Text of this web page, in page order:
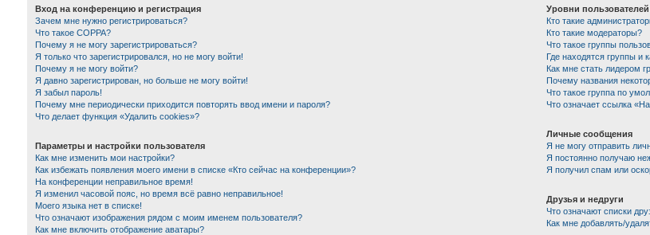
Вход на конференцию и регистрация
Зачем мне нужно регистрироваться?
Что такое COPPA?
Почему я не могу зарегистрироваться?
Я только что зарегистрировался, но не могу войти!
Почему я не могу войти?
Я давно зарегистрирован, но больше не могу войти!
Я забыл пароль!
Почему мне периодически приходится повторять ввод имени и пароля?
Что делает функция «Удалить cookies»?
Параметры и настройки пользователя
Как мне изменить мои настройки?
Как избежать появления моего имени в списке «Кто сейчас на конференции»?
На конференции неправильное время!
Я изменил часовой пояс, но время всё равно неправильное!
Моего языка нет в списке!
Что означают изображения рядом с моим именем пользователя?
Как мне включить отображение аватары?
Уровни
Кто такие
Кто такие модераторы?
Что такое группы
Где находятся группы и
Как мне стать лидером
Почему названия
Что такое группа по
Что означает ссылка
Личные сообщения
Я не могу отправить
Я постоянно получаю
Я получил спам или
Друзья и недруги
Что означают списки
Как мне добавлять/